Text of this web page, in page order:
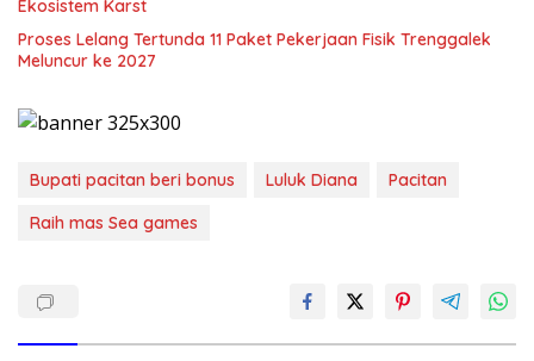
Ekosistem Karst
Proses Lelang Tertunda 11 Paket Pekerjaan Fisik Trenggalek
Meluncur ke 2027
Bupati pacitan beri bonus Luluk Diana
Pacitan
Raih mas Sea games